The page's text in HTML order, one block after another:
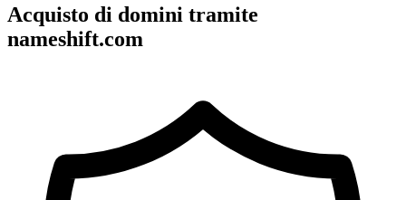
Acquisto di domini tramite
nameshift.com